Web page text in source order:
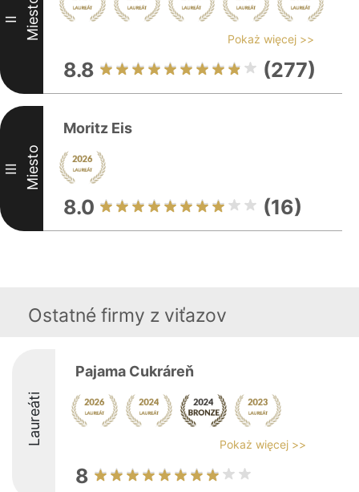
II Miesto Pokaż więcej >>
8.8 (277)
III Miesto
Moritz Eis
8.0 (16)
Ostatné firmy z viťazov
Laureáti
Pajama Cukráreň
Pokaż więcej >>
8